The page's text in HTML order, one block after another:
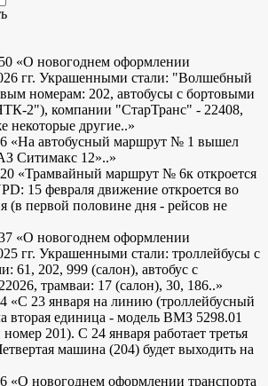
«О новогоднем оформлении
гг. Украшенными стали: "Волшебный
номерам: 202, автобусы с бортовыми
2"), компании "СтарТранс" - 22408,
некоторые другие..»
«На автобусный маршрут № 1 вышел
Ситимакс 12»..»
«Трамвайный маршрут № 6к откроется
15 февраля движение откроется во
(в первой половине дня - рейсов не
«О новогоднем оформлении
гг. Украшенными стали: троллейбусы с
61, 202, 999 (салон), автобус с
трамваи: 17 (салон), 30, 186..»
«С 23 января на линию (троллейбусный
единица - модель ВМЗ 5298.01
201). С 24 января работает третья
машина (204) будет выходить на
«О новогоднем оформлении транспорта